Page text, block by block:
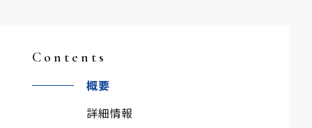
Contents
概要
詳細情報